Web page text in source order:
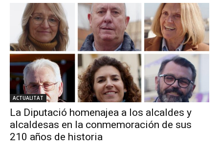
ACTUALITAT
La Diputació homenajea a los alcaldes y
alcaldesas en la conmemoración de sus
210 años de historia